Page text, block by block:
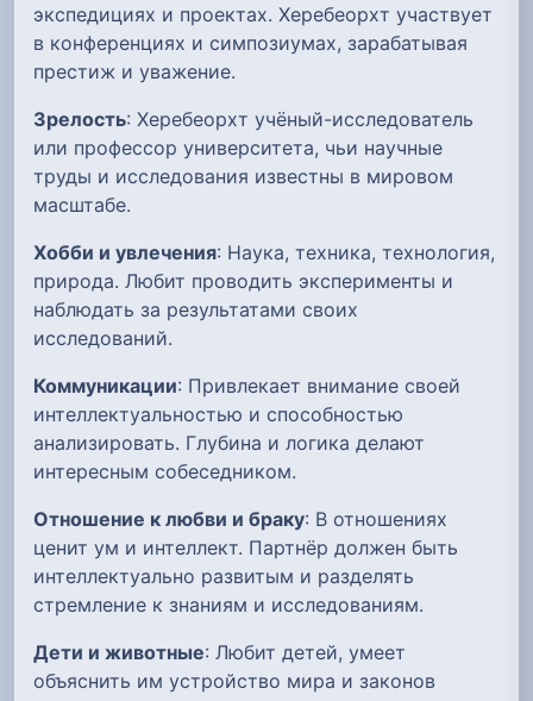
экспедициях и проектах. Херебеорхт участвует
в конференциях и симпозиумах, зарабатывая
престиж и уважение.
Зрелость: Херебеорхт учёный-исследователь
или профессор университета, чьи научные
труды и исследования известны в мировом
масштабе.
Хобби и увлечения: Наука, техника, технология,
природа. Любит проводить эксперименты и
наблюдать за результатами своих
исследований.
Коммуникации: Привлекает внимание своей
интеллектуальностью и способностью
анализировать. Глубина и логика делают
интересным собеседником.
Отношение к любви и браку: В отношениях
ценит ум и интеллект. Партнёр должен быть
интеллектуально развитым и разделять
стремление к знаниям и исследованиям.
Дети и животные: Любит детей, умеет
объяснить им устройство мира и законов